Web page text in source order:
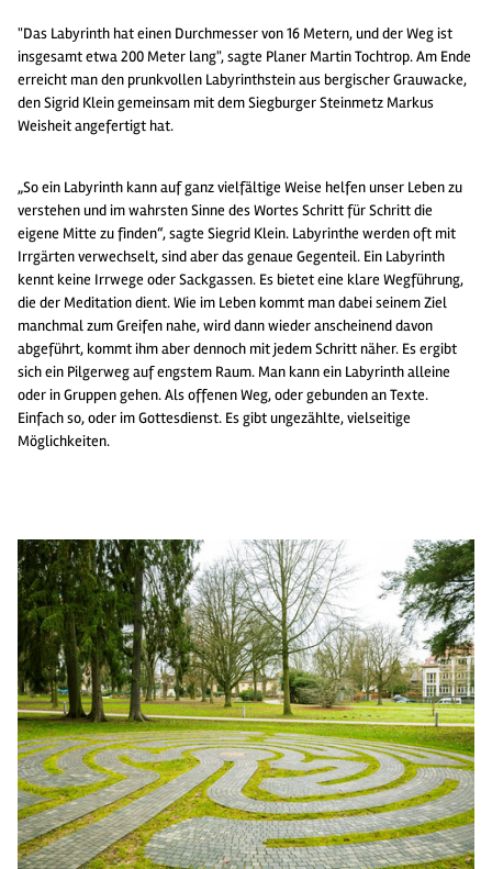
"Das Labyrinth hat einen Durchmesser von 16 Metern, und der Weg ist
insgesamt etwa 200 Meter lang", sagte Planer Martin Tochtrop. Am Ende
erreicht man den prunkvollen Labyrinthstein aus bergischer Grauwacke,
den Sigrid Klein gemeinsam mit dem Siegburger Steinmetz Markus
Weisheit angefertigt hat.
„So ein Labyrinth kann auf ganz vielfältige Weise helfen unser Leben zu
verstehen und im wahrsten Sinne des Wortes Schritt für Schritt die
eigene Mitte zu finden“, sagte Siegrid Klein. Labyrinthe werden oft mit
Irrgärten verwechselt, sind aber das genaue Gegenteil. Ein Labyrinth
kennt keine Irrwege oder Sackgassen. Es bietet eine klare Wegführung,
die der Meditation dient. Wie im Leben kommt man dabei seinem Ziel
manchmal zum Greifen nahe, wird dann wieder anscheinend davon
abgeführt, kommt ihm aber dennoch mit jedem Schritt näher. Es ergibt
sich ein Pilgerweg auf engstem Raum. Man kann ein Labyrinth alleine
oder in Gruppen gehen. Als offenen Weg, oder gebunden an Texte.
Einfach so, oder im Gottesdienst. Es gibt ungezählte, vielseitige
Möglichkeiten.